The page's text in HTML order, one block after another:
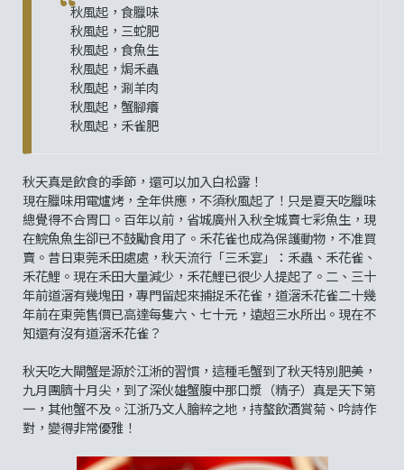
秋風起，食臘味
秋風起，三蛇肥
秋風起，食魚生
秋風起，焗禾蟲
秋風起，涮羊肉
秋風起，蟹腳癢
秋風起，禾雀肥
秋天真是飲食的季節，還可以加入白松露！
現在臘味用電爐烤，全年供應，不須秋風起了！只是夏天吃臘味
總覺得不合胃口。百年以前，省城廣州入秋全城賣七彩魚生，現
在鯇魚魚生卻已不鼓勵食用了。禾花雀也成為保護動物，不准買
賣。昔日東莞禾田處處，秋天流行「三禾宴」：禾蟲、禾花雀、
禾花鯉。現在禾田大量減少，禾花鯉已很少人提起了。二、三十
年前道滘有幾塊田，專門留起來捕捉禾花雀，道滘禾花雀二十幾
年前在東莞售價已高達每隻六、七十元，遠超三水所出。現在不
知還有沒有道滘禾花雀？
秋天吃大閘蟹是源於江淅的習慣，這種毛蟹到了秋天特別肥美，
九月團臍十月尖，到了深伙雄蟹腹中那口漿（精子）真是天下第
一，其他蟹不及。江浙乃文人膾粹之地，持螯飲酒賞菊、吟詩作
對，變得非常優雅！